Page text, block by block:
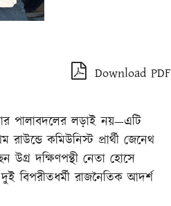
Download PDF
পালাবদলের লড়াই নয়—এটি
রাউন্ডে কমিউনিস্ট প্রার্থী জেনেথ
উগ্র দক্ষিণপন্থী নেতা হোসে
বিপরীতধর্মী রাজনৈতিক আদর্শ